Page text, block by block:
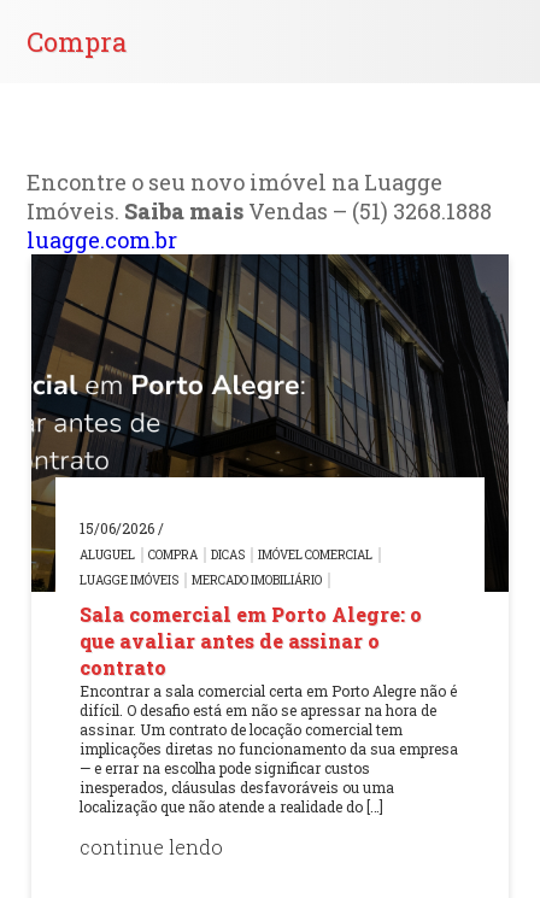
Compra
Encontre o seu novo imóvel na Luagge
Imóveis. Saiba mais Vendas – (51) 3268.1888
luagge.com.br
15/06/2026 /
ALUGUEL COMPRA DICAS
IMÓVEL COMERCIAL
LUAGGE IMÓVEIS
MERCADO IMOBILIÁRIO
Sala comercial em Porto Alegre: o
que avaliar antes de assinar o
contrato
Encontrar a sala comercial certa em Porto Alegre não é
difícil. O desafio está em não se apressar na hora de
assinar. Um contrato de locação comercial tem
implicações diretas no funcionamento da sua empresa
— e errar na escolha pode significar custos
inesperados, cláusulas desfavoráveis ou uma
localização que não atende a realidade do […]
continue lendo